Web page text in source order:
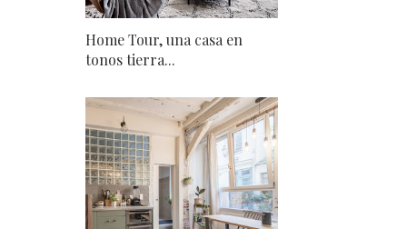
Home Tour, una casa en
tonos tierra...